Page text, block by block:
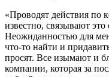
«Проводят действия по
известно, связывают
Неожиданностью для
что-то найти и
просят. Все изымают и
компании, которая за